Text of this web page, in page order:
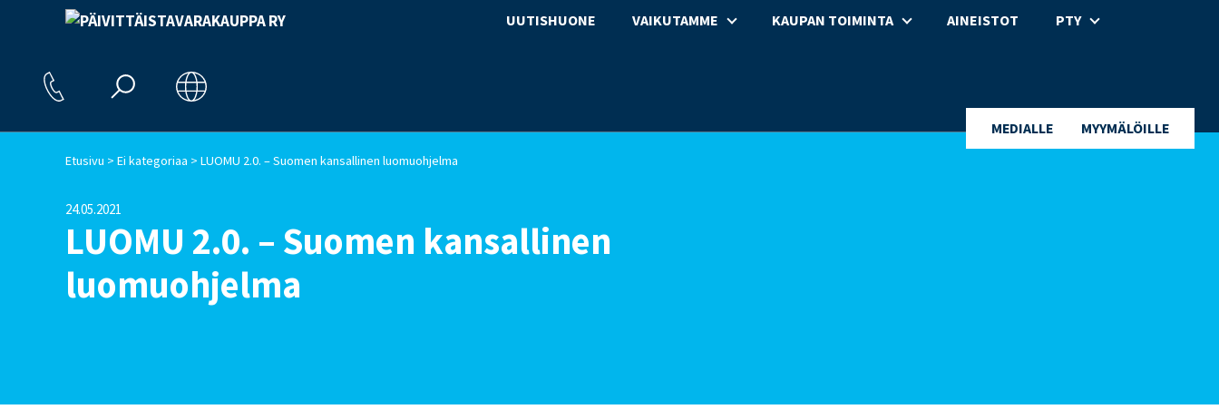
UUTISHUONE VAIKUTAMME KAUPAN TOIMINTA AINEISTOT PTY
MEDIALLE MYYMÄLÖILLE
Etusivu > Ei kategoriaa > LUOMU 2.0. – Suomen kansallinen luomuohjelma
24.05.2021
LUOMU 2.0. – Suomen kansallinen
luomuohjelma